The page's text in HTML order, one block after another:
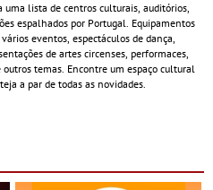
uma lista de centros culturais, auditórios,
espalhados por Portugal. Equipamentos
eventos, espectáculos de dança,
de artes circenses, performaces,
temas. Encontre um espaço cultural
a par de todas as novidades.